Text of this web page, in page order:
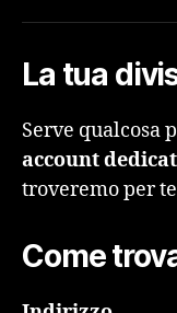
La tua
Serve qualcosa
account
troveremo per
Come